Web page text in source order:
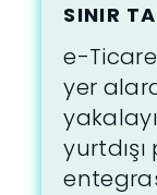
SINIR
e-
yer